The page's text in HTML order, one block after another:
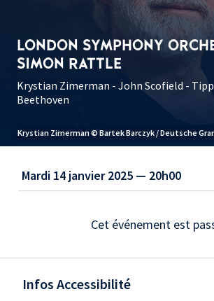
Krystian Zimerman © Bartek Barczyk / Deutsche
LONDON SYMPHONY
SIMON RATTLE
Krystian Zimerman - John Scofield -
Beethoven
Mardi 14 janvier 2025 — 20h00
Cet événement est
Infos Accessibilité